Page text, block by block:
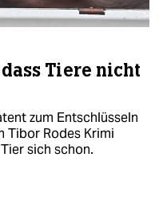
Tiere nicht
zum Entschlüsseln
Tibor Rodes Krimi
sich schon.